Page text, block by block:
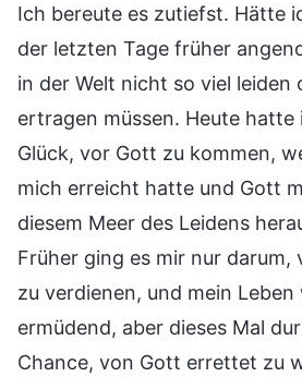
Ich bereute es zutiefst. Hätte
der letzten Tage früher
in der Welt nicht so viel leiden
ertragen müssen. Heute hatte
Glück, vor Gott zu kommen,
mich erreicht hatte und Gott
diesem Meer des Leidens
Früher ging es mir nur darum,
zu verdienen, und mein
ermüdend, aber dieses Mal
Chance, von Gott errettet zu